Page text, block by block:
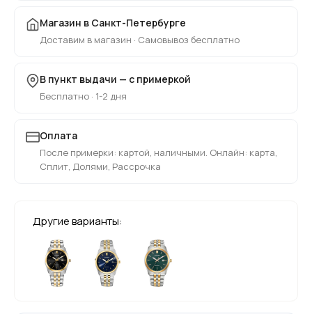
Магазин в Санкт-Петербурге
Доставим в магазин · Самовывоз бесплатно
В пункт выдачи — с примеркой
Бесплатно · 1-2 дня
Оплата
После примерки: картой, наличными. Онлайн: карта,
Сплит, Долями, Рассрочка
Другие варианты: